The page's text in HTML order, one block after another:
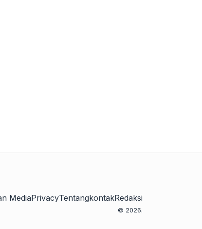
MediaPrivacyTentangkontakRedaksi
© 2026.